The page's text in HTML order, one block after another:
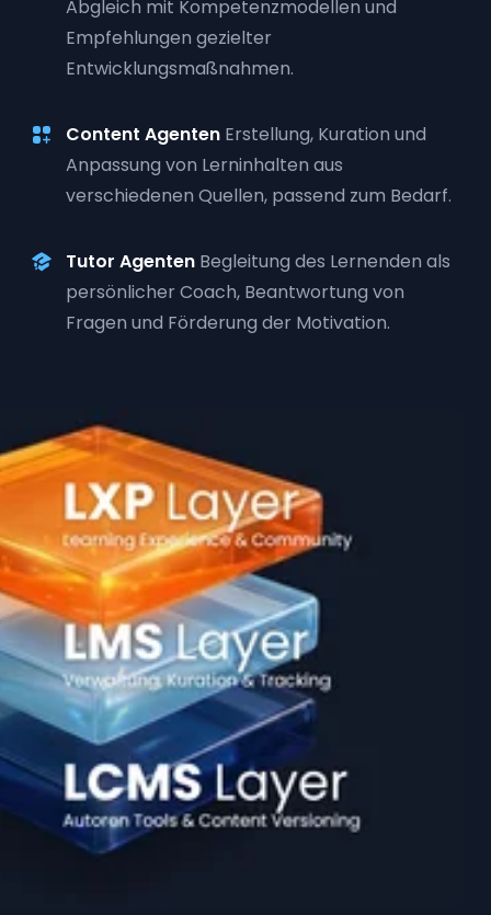
Abgleich mit Kompetenzmodellen und
Empfehlungen gezielter
Entwicklungsmaßnahmen.
Content Agenten Erstellung, Kuration und
Anpassung von Lerninhalten aus
verschiedenen Quellen, passend zum Bedarf.
Tutor Agenten Begleitung des Lernenden als
persönlicher Coach, Beantwortung von
Fragen und Förderung der Motivation.